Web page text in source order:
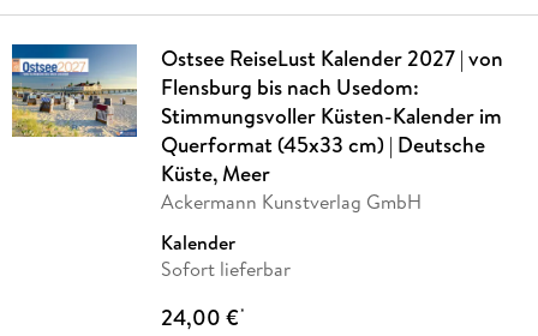
Ostsee ReiseLust Kalender 2027 | von
Flensburg bis nach Usedom:
Stimmungsvoller Küsten-Kalender im
Querformat (45x33 cm) | Deutsche
Küste, Meer
Ackermann Kunstverlag GmbH
Kalender
Sofort lieferbar
24,00 €*